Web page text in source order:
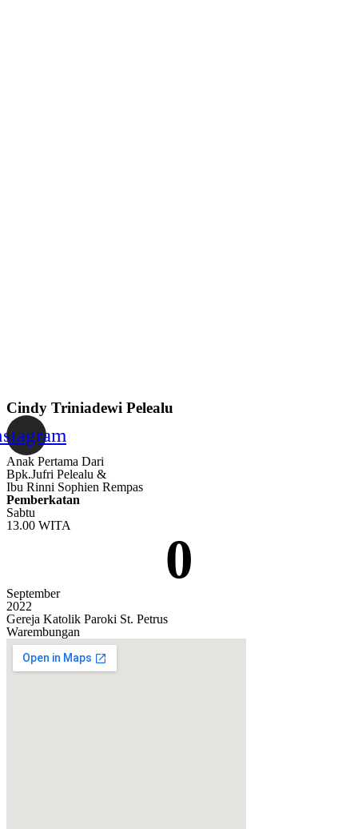
Cindy Triniadewi Pelealu
Anak Pertama Dari
Bpk.Jufri Pelealu &
Ibu Rinni Sophien Rempas
Pemberkatan
Sabtu
13.00 WITA
0
September
2022
Gereja Katolik Paroki St. Petrus
Warembungan